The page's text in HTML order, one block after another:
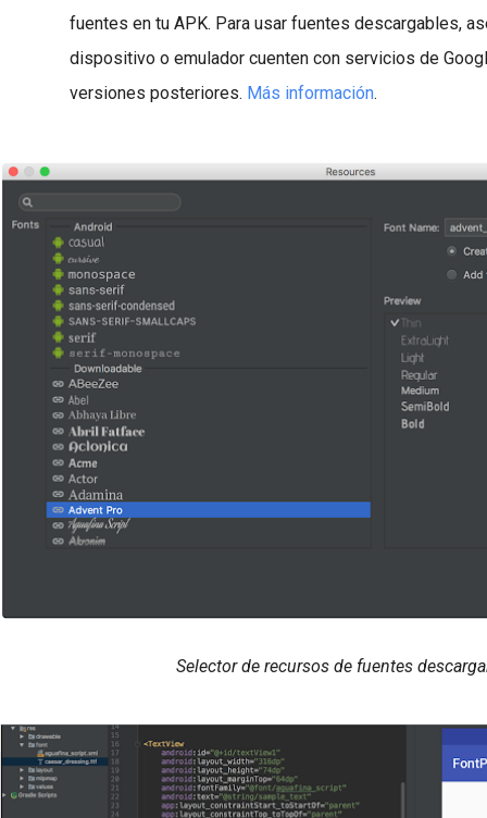
fuentes en tu APK. Para usar fuentes descargables,
dispositivo o emulador cuenten con servicios de
versiones posteriores. Más información.
Selector de recursos de fuentes